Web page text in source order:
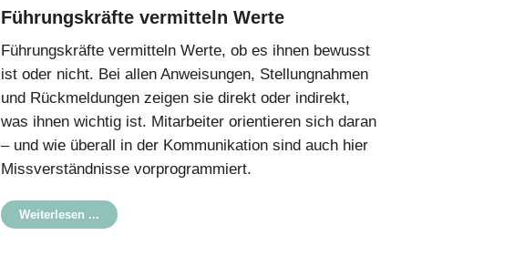
Führungskräfte vermitteln Werte
Führungskräfte vermitteln Werte, ob es ihnen bewusst
ist oder nicht. Bei allen Anweisungen, Stellungnahmen
und Rückmeldungen zeigen sie direkt oder indirekt,
was ihnen wichtig ist. Mitarbeiter orientieren sich daran
– und wie überall in der Kommunikation sind auch hier
Missverständnisse vorprogrammiert.
Weiterlesen ...